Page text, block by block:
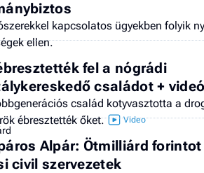
kapcsolatos ügyekben folyik
ellen.
fel a nógrádi
családot + videó
család kotyvasztotta a
ébresztették őket.
Alpár: Ötmilliárd
civil szervezetek